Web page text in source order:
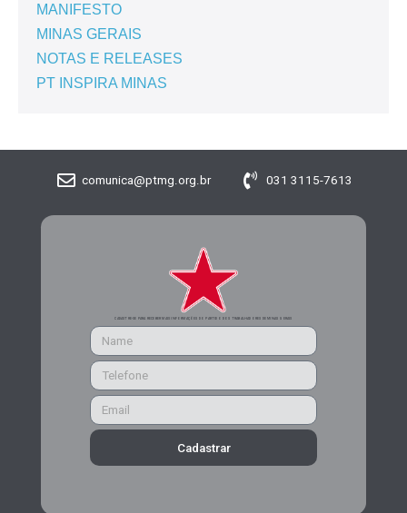
MANIFESTO
MINAS GERAIS
NOTAS E RELEASES
PT INSPIRA MINAS
comunica@ptmg.org.br 031 3115-7613
CADASTRE-SE PARA RECEBER MAIS INFORMAÇÕES DO PARTIDO DOS TRABALHADORES DE MINAS GERAIS
Cadastrar